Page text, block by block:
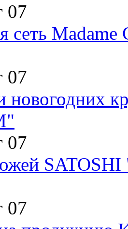
07
сеть Madame
07
новогодних
07
07